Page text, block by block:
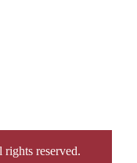
reserved.